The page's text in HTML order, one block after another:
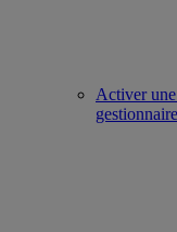
Activer